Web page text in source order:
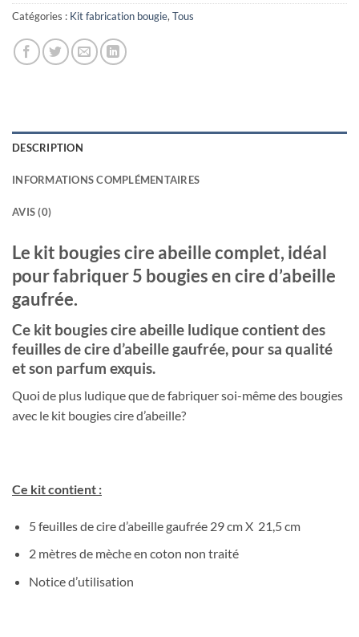
Catégories : Kit fabrication bougie,Tous
DESCRIPTION
INFORMATIONS COMPLÉMENTAIRES
AVIS (0)
Le kit bougies cire abeille complet, idéal
pour fabriquer 5 bougies en cire d’abeille
gaufrée.
Ce kit bougies cire abeille ludique contient des
feuilles de cire d’abeille gaufrée, pour sa qualité
et son parfum exquis.
Quoi de plus ludique que de fabriquer soi-même des bougies
avec le kit bougies cire d’abeille?
Ce kit contient :
5 feuilles de cire d’abeille gaufrée 29 cm X 21,5 cm
2 mètres de mèche en coton non traité
Notice d’utilisation